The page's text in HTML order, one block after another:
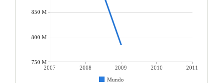
2007 2008 2009 2010
2011
Mundo
850 M
800 M
750 M